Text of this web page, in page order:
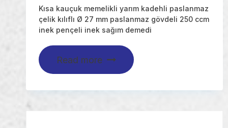
Kısa kauçuk memelikli yarım kadehli paslanmaz
çelik kılıflı Ø 27 mm paslanmaz gövdeli 250 ccm
inek pençeli inek sağım demedi
Read more